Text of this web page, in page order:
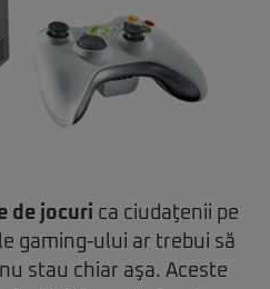
de jocuri ca ciudaţenii pe
gaming-ului ar trebui să
stau chiar aşa. Aceste